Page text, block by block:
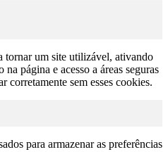
tornar um site utilizável, ativando
página e acesso a áreas seguras
corretamente sem esses cookies.
para armazenar as preferências